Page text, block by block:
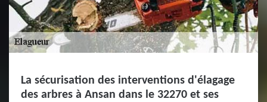
La sécurisation des interventions d'élagage
des arbres à Ansan dans le 32270 et ses